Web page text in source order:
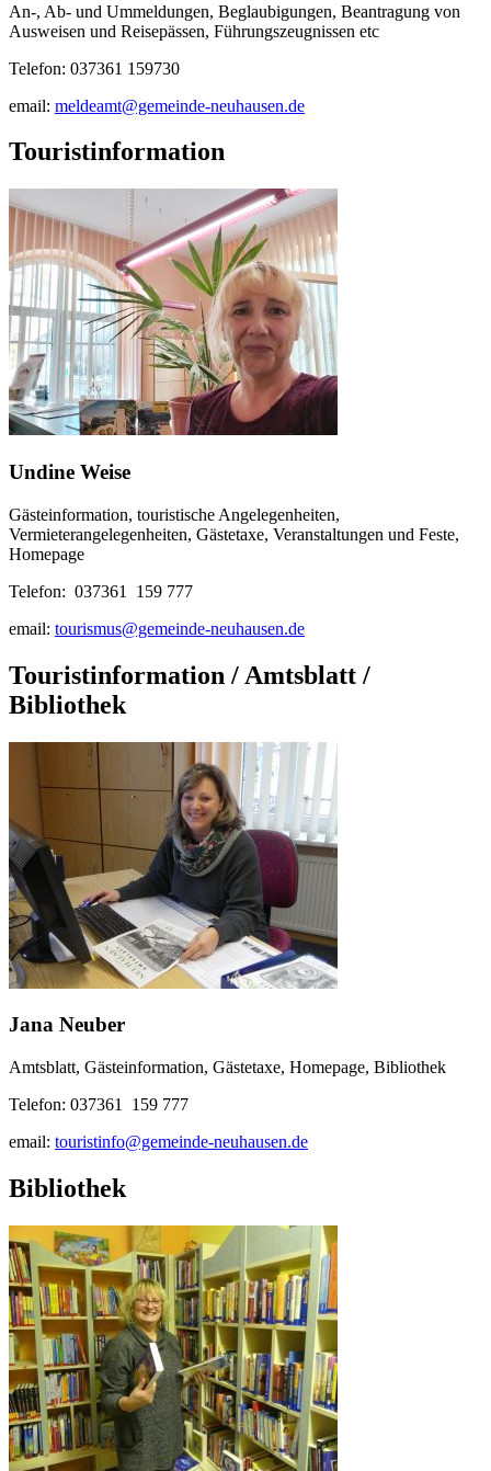
An-, Ab- und Ummeldungen, Beglaubigungen, Beantragung von
Ausweisen und Reisepässen, Führungszeugnissen etc
Telefon: 037361 159730
email: meldeamt@gemeinde-neuhausen.de
Touristinformation
Undine Weise
Gästeinformation, touristische Angelegenheiten,
Vermieterangelegenheiten, Gästetaxe, Veranstaltungen und Feste,
Homepage
Telefon: 037361 159 777
email: tourismus@gemeinde-neuhausen.de
Touristinformation / Amtsblatt /
Bibliothek
Jana Neuber
Amtsblatt, Gästeinformation, Gästetaxe, Homepage, Bibliothek
Telefon: 037361 159 777
email: touristinfo@gemeinde-neuhausen.de
Bibliothek